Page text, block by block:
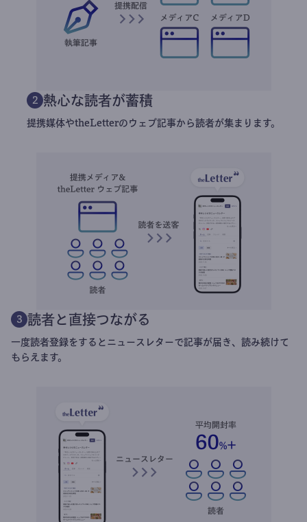
2 熱心な読者が蓄積
提携媒体やtheLetterのウェブ記事から読者が集まります。
3 読者と直接つながる
一度読者登録をするとニュースレターで記事が届き、読み続けて
もらえます。